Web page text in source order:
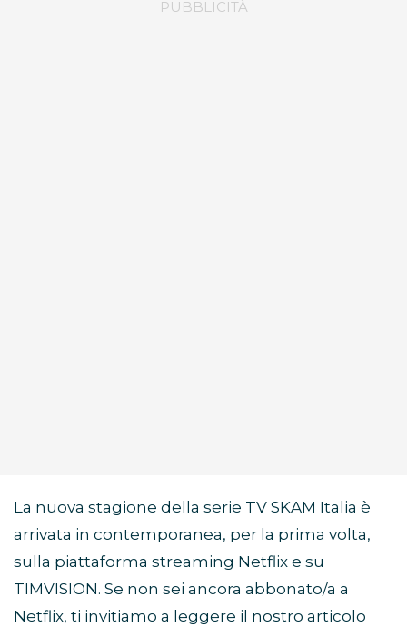
La nuova stagione della serie TV SKAM Italia è
arrivata in contemporanea, per la prima volta,
sulla piattaforma streaming Netflix e su
TIMVISION. Se non sei ancora abbonato/a a
Netflix, ti invitiamo a leggere il nostro articolo